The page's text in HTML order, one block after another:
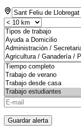
Guardar alerta